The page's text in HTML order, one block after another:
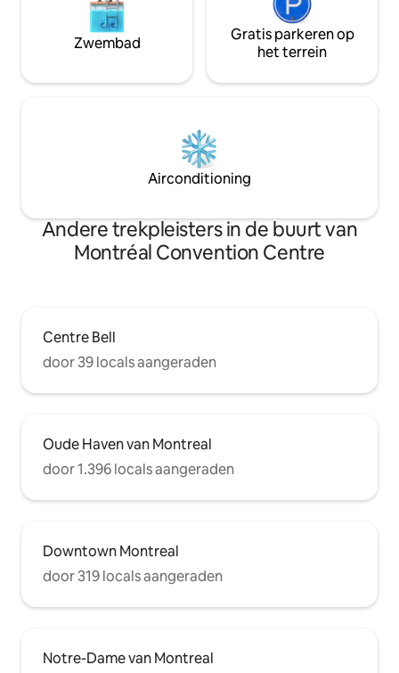
Zwembad
Gratis parkeren op
het terrein
Airconditioning
Andere trekpleisters in de buurt van
Montréal Convention Centre
Centre Bell
door 39 locals aangeraden
Oude Haven van Montreal
door 1.396 locals aangeraden
Downtown Montreal
door 319 locals aangeraden
Notre-Dame van Montreal